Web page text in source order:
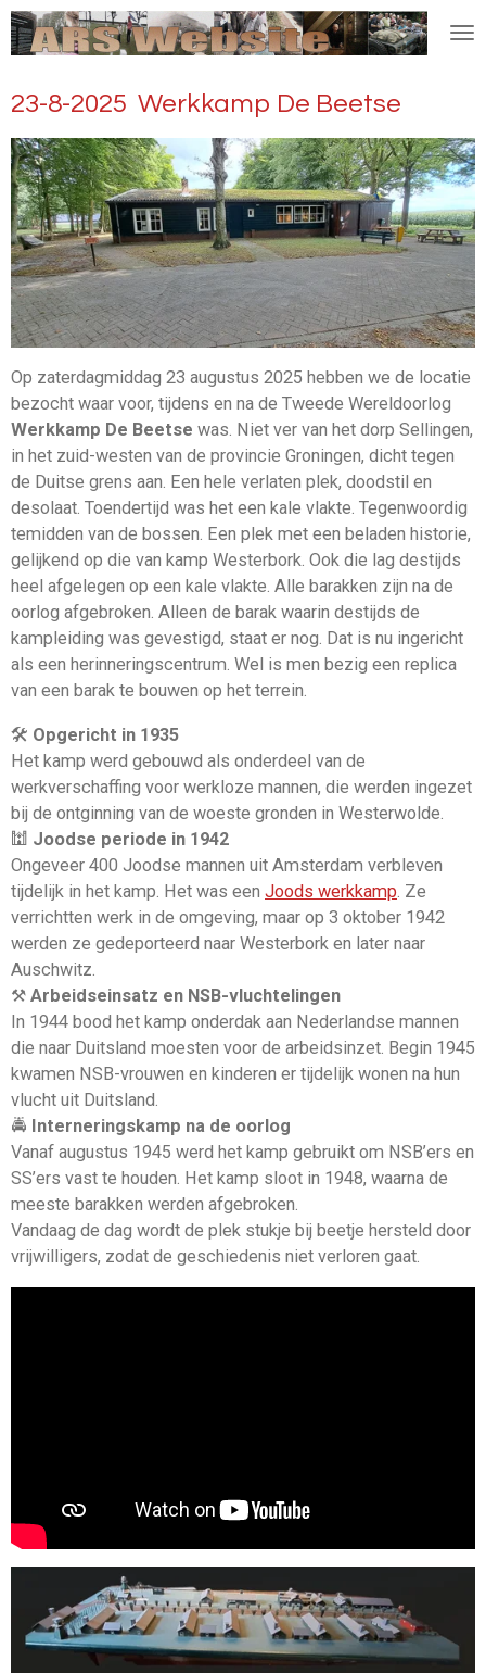
Ga
direct
de
23-8-2025 Werkkamp De Beetse
Op zaterdagmiddag 23 augustus 2025 hebben we de locatie
bezocht waar voor, tijdens en na de Tweede Wereldoorlog
Werkkamp De Beetse was. Niet ver van het dorp Sellingen,
in het zuid-westen van de provincie Groningen, dicht tegen
de Duitse grens aan. Een hele verlaten plek, doodstil en
desolaat. Toendertijd was het een kale vlakte. Tegenwoordig
temidden van de bossen. Een plek met een beladen historie,
gelijkend op die van kamp Westerbork. Ook die lag destijds
heel afgelegen op een kale vlakte. Alle barakken zijn na de
oorlog afgebroken. Alleen de barak waarin destijds de
kampleiding was gevestigd, staat er nog. Dat is nu ingericht
als een herinneringscentrum. Wel is men bezig een replica
van een barak te bouwen op het terrein.
🛠️ Opgericht in 1935
Het kamp werd gebouwd als onderdeel van de
werkverschaffing voor werkloze mannen, die werden ingezet
bij de ontginning van de woeste gronden in Westerwolde.
🕍 Joodse periode in 1942
Ongeveer 400 Joodse mannen uit Amsterdam verbleven
tijdelijk in het kamp. Het was een Joods werkkamp . Ze
verrichtten werk in de omgeving, maar op 3 oktober 1942
werden ze gedeporteerd naar Westerbork en later naar
Auschwitz.
⚒️ Arbeidseinsatz en NSB-vluchtelingen
In 1944 bood het kamp onderdak aan Nederlandse mannen
die naar Duitsland moesten voor de arbeidsinzet. Begin 1945
kwamen NSB-vrouwen en kinderen er tijdelijk wonen na hun
vlucht uit Duitsland.
🚔 Interneringskamp na de oorlog
Vanaf augustus 1945 werd het kamp gebruikt om NSB’ers en
SS’ers vast te houden. Het kamp sloot in 1948, waarna de
meeste barakken werden afgebroken.
Vandaag de dag wordt de plek stukje bij beetje hersteld door
vrijwilligers, zodat de geschiedenis niet verloren gaat.